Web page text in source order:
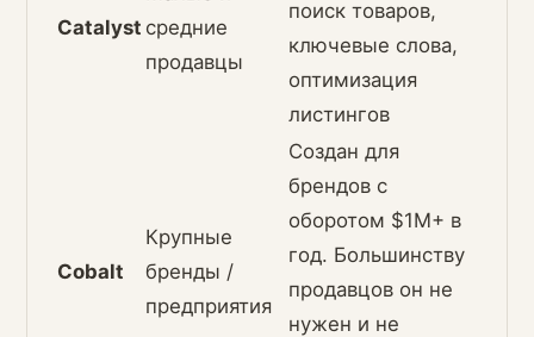
Catalyst средние
продавцы
поиск товаров,
ключевые слова,
оптимизация
листингов
Cobalt
Крупные
бренды /
предприятия
Создан для
брендов с
оборотом $1M+ в
год. Большинству
продавцов он не
нужен и не